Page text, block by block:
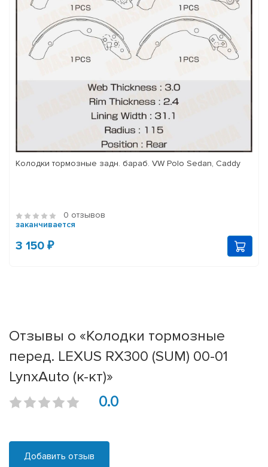
Колодки тормозные задн. бараб. VW Polo Sedan, Caddy
0 отзывов
заканчивается
3 150 ₽
Отзывы о «Колодки тормозные
перед. LEXUS RX300 (SUM) 00-01
LynxAuto (к-кт)»
0.0
Добавить отзыв